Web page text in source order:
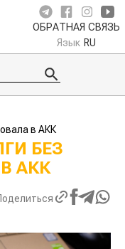
ОБРАТНАЯ СВЯЗЬ
Язык RU
в АКК
БЕЗ
АКК